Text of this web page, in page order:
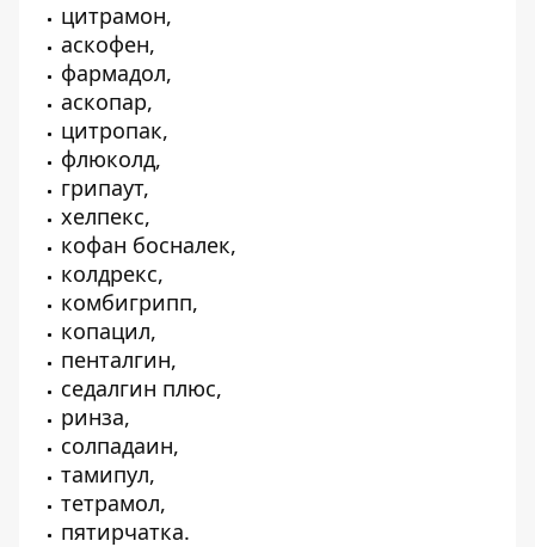
цитрамон,
аскофен,
фармадол,
аскопар,
цитропак,
флюколд,
грипаут,
хелпекс,
кофан босналек,
колдрекс,
комбигрипп,
копацил,
пенталгин,
седалгин плюс,
ринза,
солпадаин,
тамипул,
тетрамол,
пятирчатка.